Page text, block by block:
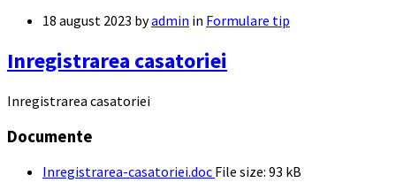
18 august 2023 byadmin in Formulare tip
Inregistrarea casatoriei
Inregistrarea casatoriei
Documente
Inregistrarea-casatoriei.doc File size: 93 kB